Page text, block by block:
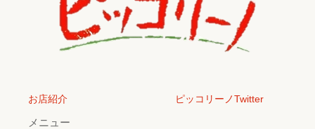
お店紹介
メニュー
ピッコリーノTwitter